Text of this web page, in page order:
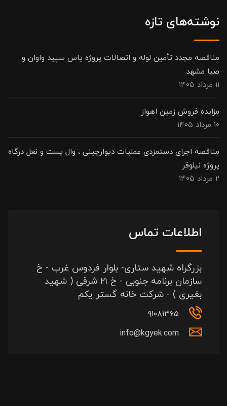
نوشته‌های تازه
مناقصه مجدد تأمین لوله و اتصالات پروژه یاس سپید واوان و
صبا مشهد
۱۱ مرداد ۱۴۰۵
مزایده فروش زمین اهواز
۱۰ مرداد ۱۴۰۵
مناقصه اجرای دستمزدی عملیات دیوارچینی ، وال پست و نعل درگاه
پروژه نیلوفر
۲ مرداد ۱۴۰۵
اطلاعات تماس
بزرگراه شهید ستاری- بلوار فردوس غرب - خ
سازمان برنامه جنوبی - خ ۲۱ شرقی ( شهید
بغیری ) - شرکت خانه گستر یکم
۹۱۰۸۱۳۶۵
info@kgyek.com